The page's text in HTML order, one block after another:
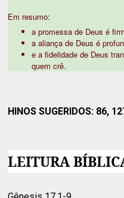
Em resumo:
a promessa de Deus é
a aliança de Deus é
e a fidelidade de Deus
quem crê.
HINOS SUGERIDOS: 86,
LEITURA